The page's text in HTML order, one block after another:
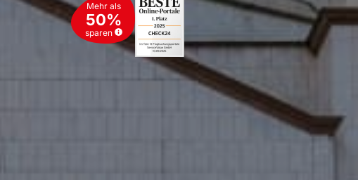
Mehr als
50%
sparen